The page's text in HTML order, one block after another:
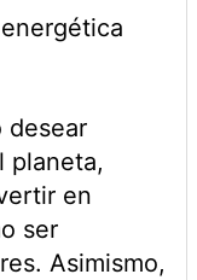
desear
planeta,
en
ser
Asimismo,